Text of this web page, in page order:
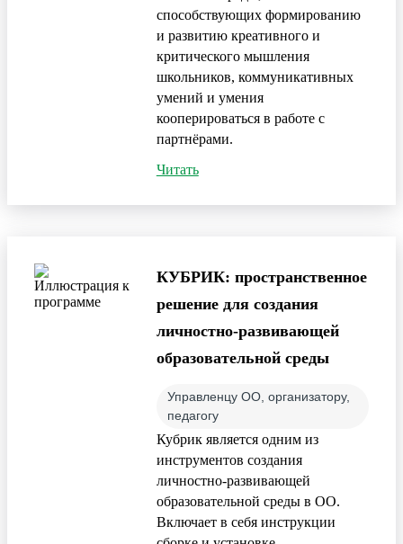
способствующих формированию
и развитию креативного и
критического мышления
школьников, коммуникативных
умений и умения
кооперироваться в работе с
партнёрами.
Читать
КУБРИК: пространственное
решение для создания
личностно-развивающей
образовательной среды
Управленцу ОО, организатору,
педагогу
Кубрик является одним из
инструментов создания
личностно-развивающей
образовательной среды в ОО.
Включает в себя инструкции